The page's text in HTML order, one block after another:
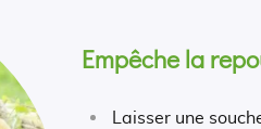
Empêche la
Laisser une